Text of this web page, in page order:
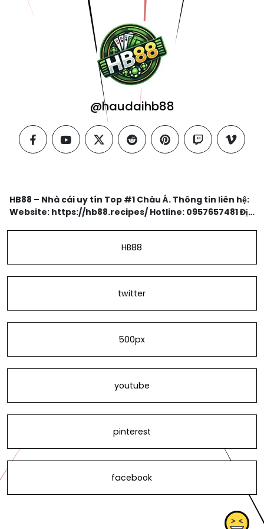
@haudaihb88
facebookyoutubetwitterreddit pinteresttwitch vimeo
HB88 – Nhà cái uy tín Top #1 Châu Á. Thông tin liên hệ:
Website: https://hb88.recipes/ Hotline: 0957657481 Địa
HB88
twitter
500px
youtube
pinterest
facebook